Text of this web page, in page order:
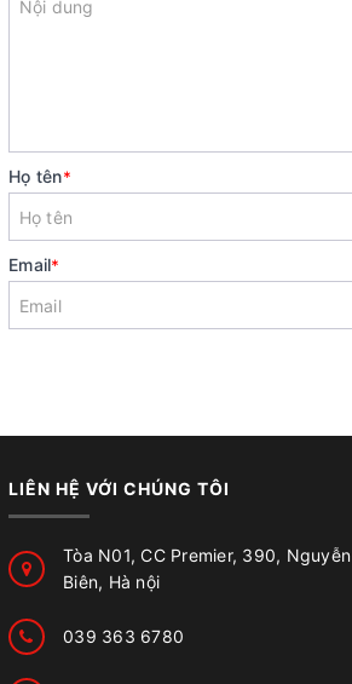
Họ tên*
Email*
LIÊN HỆ VỚI CHÚNG TÔI
Tòa N01, CC Premier, 390,
Biên, Hà nội
039 363 6780